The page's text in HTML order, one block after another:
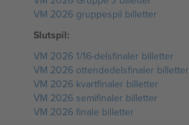
VM 2026 gruppespil billetter
Slutspil:
VM 2026 1/16-delsfinaler billetter
VM 2026 ottendedelsfinaler billetter
VM 2026 kvartfinaler billetter
VM 2026 semifinaler billetter
VM 2026 finale billetter